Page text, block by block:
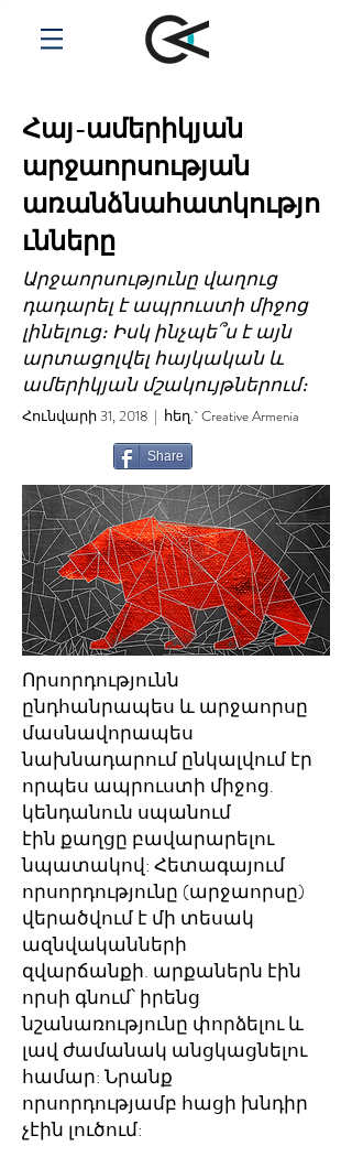
Հայ-ամերիկյան
արջաորսության
առանձնահատկությո
ւնները
Արջաորսությունը վաղուց
դադարել է ապրուստի միջոց
լինելուց։ Իսկ ինչպե՞ս է այն
արտացոլվել հայկական և
ամերիկյան մշակույթներում։
Հունվարի 31, 2018 | հեղ.` Creative Armenia
Share
Որսորդությունն
ընդհանրապես և արջաորսը
մասնավորապես
նախնադարում ընկալվում էր
որպես ապրուստի միջոց.
կենդանուն սպանում
էին քաղցը բավարարելու
նպատակով: Հետագայում
որսորդությունը (արջաորսը)
վերածվում է մի տեսակ
ազնվականների
զվարճանքի. արքաներն էին
որսի գնում՝ իրենց
նշանառությունը փորձելու և
լավ ժամանակ անցկացնելու
համար: Նրանք
որսորդությամբ հացի խնդիր
չէին լուծում: